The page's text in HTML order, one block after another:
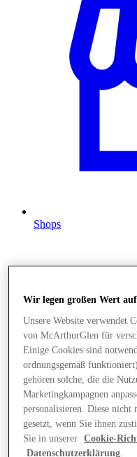
Shops
Wir legen großen Wert
Unsere Website verwendet
von McArthurGlen für
Einige Cookies sind
ordnungsgemäß
gehören solche, die die
Marketingkampagnen
personalisieren. Diese nicht
gesetzt, wenn Sie ihnen
Sie in unserer
Cookie-
Datenschutzerklärung